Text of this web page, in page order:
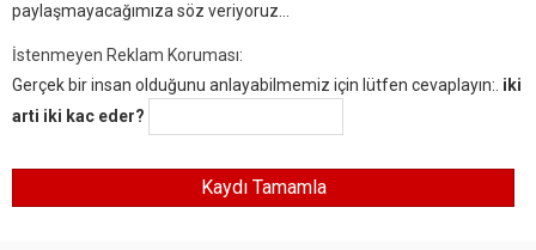
paylaşmayacağımıza söz veriyoruz...
İstenmeyen Reklam Koruması:
Gerçek bir insan olduğunu anlayabilmemiz için lütfen cevaplayın:. iki
arti iki kac eder?